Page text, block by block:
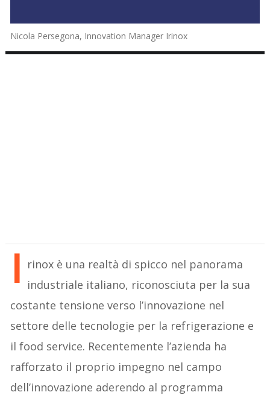
Nicola Persegona, Innovation Manager Irinox
I rinox è una realtà di spicco nel panorama
industriale italiano, riconosciuta per la sua
costante tensione verso l’innovazione nel
settore delle tecnologie per la refrigerazione e
il food service. Recentemente l’azienda ha
rafforzato il proprio impegno nel campo
dell’innovazione aderendo al programma